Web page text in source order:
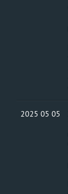
2025 05 05